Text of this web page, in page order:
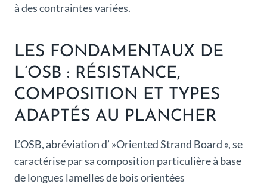
à des contraintes variées.
LES FONDAMENTAUX DE
L’OSB : RÉSISTANCE,
COMPOSITION ET TYPES
ADAPTÉS AU PLANCHER
L’OSB, abréviation d’ »Oriented Strand Board », se
caractérise par sa composition particulière à base
de longues lamelles de bois orientées